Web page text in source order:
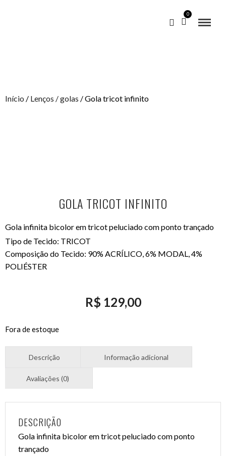
0
Início / Lenços / golas / Gola tricot infinito
GOLA TRICOT INFINITO
Gola infinita bicolor em tricot peluciado com ponto trançado
Tipo de Tecido: TRICOT
Composição do Tecido: 90% ACRÍLICO, 6% MODAL, 4%
POLIÉSTER
R$ 129,00
Fora de estoque
DESCRIÇÃO
Gola infinita bicolor em tricot peluciado com ponto
trançado